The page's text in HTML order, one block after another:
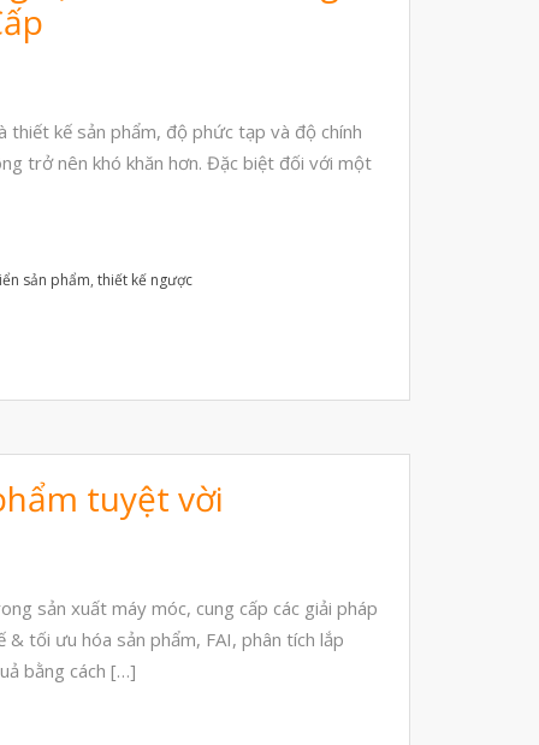
Tháng Chín 2024
Tháng Một 2024
Tháng Tám 2023
Tháng Bảy 2023
thiết kế sản phẩm, độ phức tạp và độ chính
trở nên khó khăn hơn. Đặc biệt đối với một
sản phẩm,thiết kế ngược
tuyệt vời
sản xuất máy móc, cung cấp các giải pháp
tối ưu hóa sản phẩm, FAI, phân tích lắp
bằng cách […]